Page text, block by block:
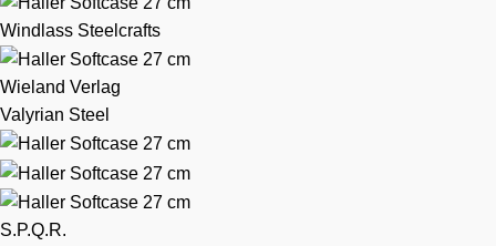
Windlass Steelcrafts
Wieland Verlag
Valyrian Steel
S.P.Q.R.